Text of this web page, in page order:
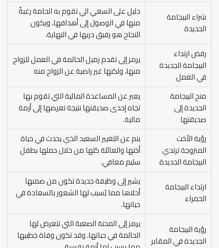
شراء البيجامة
الجديدة
دليل على السعي الي تقوم به الحامة رغبةً
منها في الوصول إلى أهدافها، ويكون
النجاح هو رفيق دربها في النهاية.
رفض ارتداء
البيجامة الجديدة
في العمل
يرمز إلى تقدم زميل الحالمة في العمل للزواج
منها، ولكنها غير راضية عن الزواج منه
منح البيجامة
الجديدة إلى
صديقتها
يعبر عن المساعدة المالية التي تقوم بها
تجاه إحدى صديقتها نتيجة تعرضها إلى أزمة
مالية.
رؤية الأخت
المتزوجة ترتدي
البيجامة الجديدة
ينم عن التغيير السعيد الذي يحدث في حياة
أختها والعائلة كلها من خلال حملها بطفل
سليم معافي.
ارتداء البيجامة
الحمراء
يشير إلى وظيفة جديدة تكون من ضمنها
أحلاها مما يُسبب لها الشعور بالسعادة في
حياتها.
رؤية البيجامة
الجديدة في المقابر
يرمز إلى المحنة الصعبة التي تتعرض لها
الحالمة في حياتها، وقد تكون وفاة خطيبها